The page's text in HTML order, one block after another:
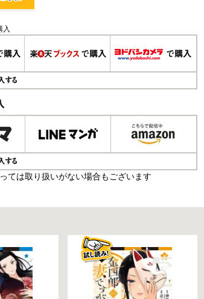
入
ては取り扱いがない場合もございます